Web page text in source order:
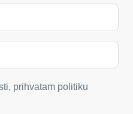
prihvatam politiku